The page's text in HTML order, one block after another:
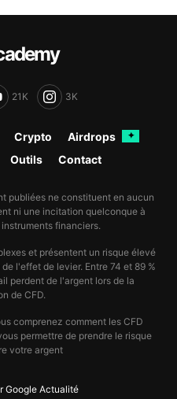
21K 3K
Crypto Airdrops ✦
Outils Contact
publiées ne constituent en aucun
ni une incitation quelconque à
financiers.
et présentent un risque élevé
l'effet de levier. Entre 74 et 89 %
perdent de l'argent lors de la
de CFD.
comprenez comment les CFD
permettre de prendre le risque
votre argent
Google Actualité